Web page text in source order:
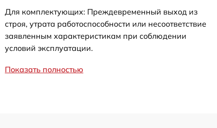
Для комплектующих: Преждевременный выход из
строя, утрата работоспособности или несоответствие
заявленным характеристикам при соблюдении
условий эксплуатации.
Показать полностью